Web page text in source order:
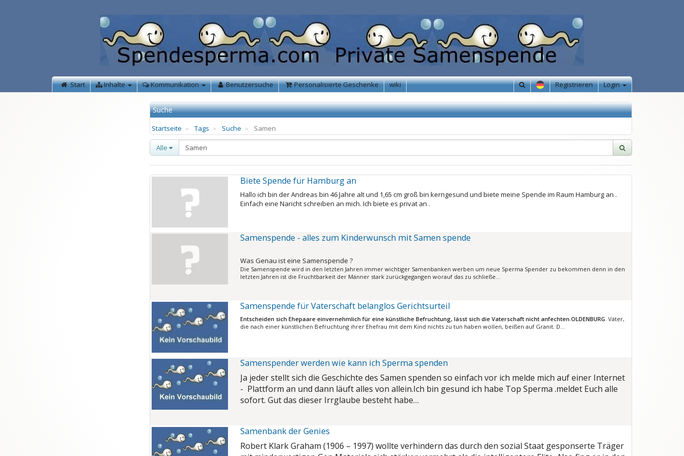
Start Inhalte Kommunikation Benutzersuche Personalisierte Geschenke wiki Registrieren Login
Suche
Startseite Tags Suche Samen
Alle
Biete Spende für Hamburg an
Hallo ich bin der Andreas bin 46 Jahre alt und 1,65 cm groß bin kerngesund und biete meine Spende im Raum Hamburg an .
Einfach eine Naricht schreiben an mich. Ich biete es privat an .
Samenspende - alles zum Kinderwunsch mit Samen spende
Was Genau ist eine Samenspende ?
Die Samenspende wird in den letzten Jahren immer wichtiger Samenbanken werben um neue Sperma Spender zu bekommen denn in den
letzten Jahren ist die Fruchtbarkeit der Männer stark zurückgegangen worauf das zu schließe…
Samenspende für Vaterschaft belanglos Gerichtsurteil
Entscheiden sich Ehepaare einvernehmlich für eine künstliche Befruchtung, lässt sich die Vaterschaft nicht anfechten.OLDENBURG. Väter,
die nach einer künstlichen Befruchtung ihrer Ehefrau mit dem Kind nichts zu tun haben wollen, beißen auf Granit. D…
Samenspender werden wie kann ich Sperma spenden
Ja jeder stellt sich die Geschichte des Samen spenden so einfach vor ich melde mich auf einer Internet
- Plattform an und dann läuft alles von allein.Ich bin gesund ich habe Top Sperma .meldet Euch alle
sofort. Gut das dieser Irrglaube besteht habe…
Samenbank der Genies
Robert Klark Graham (1906 – 1997) wollte verhindern das durch den sozial Staat gesponserte Träger